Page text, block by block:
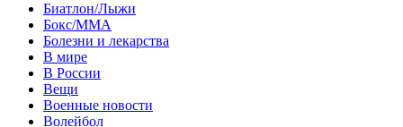
Биатлон/Лыжи
Бокс/MMA
Болезни и лекарства
В мире
В России
Вещи
Военные новости
Волейбол